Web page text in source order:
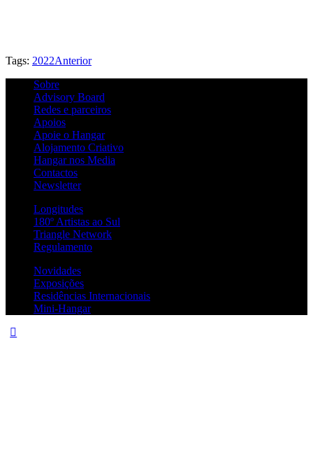
Tags: 2022Anterior
Sobre
Advisory Board
Redes e parceiros
Apoios
Apoie o Hangar
Alojamento Criativo
Hangar nos Media
Contactos
Newsletter
Longitudes
180º Artistas ao Sul
Triangle Network
Regulamento
Novidades
Exposições
Residências Internacionais
Mini-Hangar